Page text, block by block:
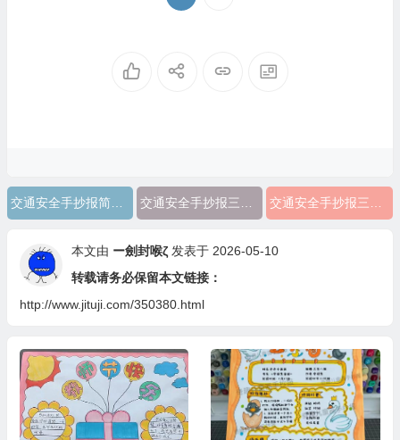
交通安全手抄报简单又漂亮图片 交通安全手抄报三年级简单又好看 交通安全手抄报三年级简单又漂亮
本文由 ー劍封喉ζ发表于 2026-05-10
转载请务必保留本文链接：
http://www.jituji.com/350380.html